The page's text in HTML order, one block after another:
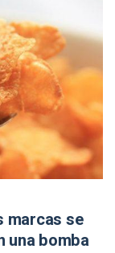
marcas se
una bomba